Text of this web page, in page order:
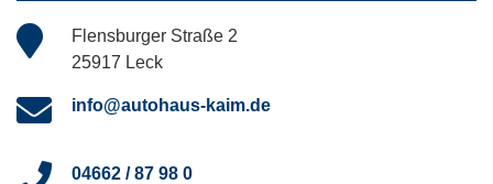
Flensburger Straße 2
25917 Leck
info@autohaus-kaim.de
04662 / 87 98 0